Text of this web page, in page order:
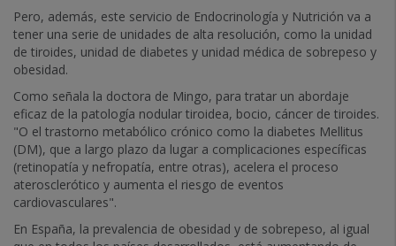
Pero, además, este servicio de Endocrinología y Nutrición va a
tener una serie de unidades de alta resolución, como la unidad
de tiroides, unidad de diabetes y unidad médica de sobrepeso y
obesidad.
Como señala la doctora de Mingo, para tratar un abordaje
eficaz de la patología nodular tiroidea, bocio, cáncer de tiroides.
"O el trastorno metabólico crónico como la diabetes Mellitus
(DM), que a largo plazo da lugar a complicaciones específicas
(retinopatía y nefropatía, entre otras), acelera el proceso
aterosclerótico y aumenta el riesgo de eventos
cardiovasculares".
En España, la prevalencia de obesidad y de sobrepeso, al igual